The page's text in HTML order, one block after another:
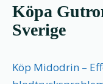
Köpa
Sverige
Köp Midodrin –